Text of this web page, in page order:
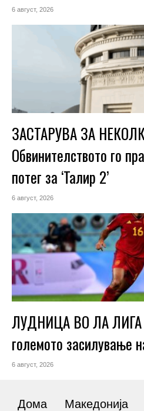
6 август, 2026
ЗАСТАРУВА ЗА
Обвинителството го
потег за ‘Талир 2’
6 август, 2026
ЛУДНИЦА ВО ЛА ЛИГА
големото засилување
6 август, 2026
Дома Македонија